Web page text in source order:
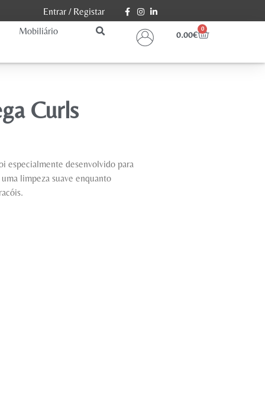
Entrar/ Registar
Mobiliário
0.00€
0
Curls
especialmente desenvolvido para
limpeza suave enquanto